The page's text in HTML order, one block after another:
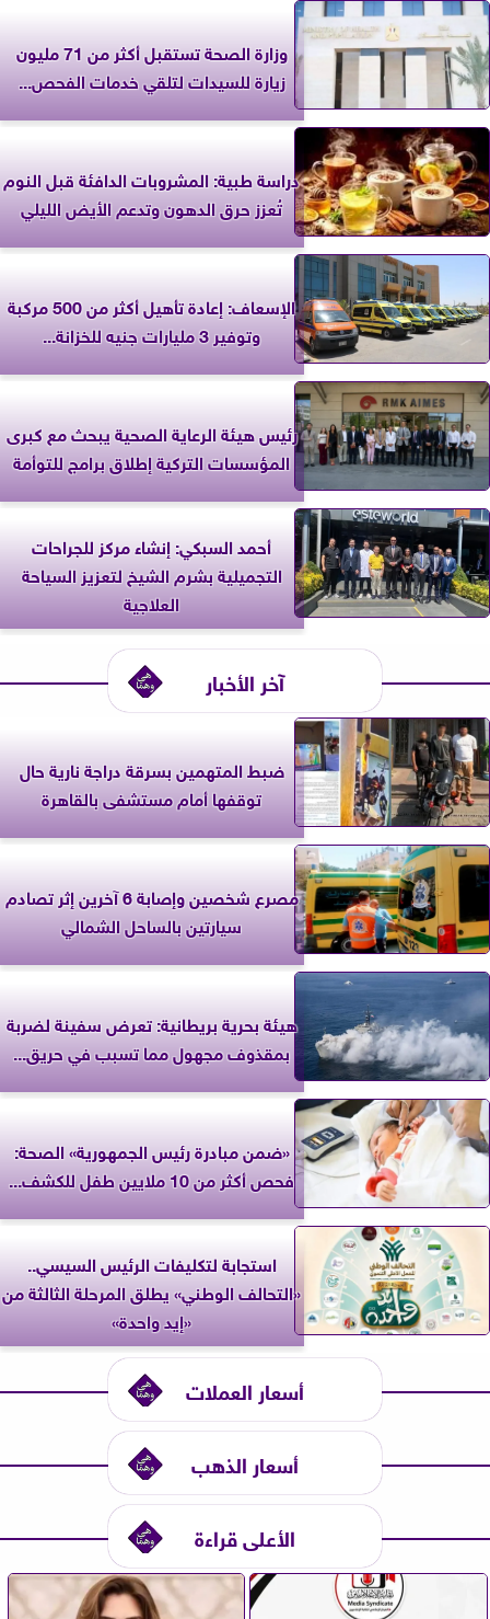
وزارة الصحة تستقبل أكثر من 71 مليون
زيارة للسيدات لتلقي خدمات الفحص...
دراسة طبية: المشروبات الدافئة قبل النوم
تُعزز حرق الدهون وتدعم الأيض الليلي
الإسعاف: إعادة تأهيل أكثر من 500 مركبة
وتوفير 3 مليارات جنيه للخزانة...
رئيس هيئة الرعاية الصحية يبحث مع كبرى
المؤسسات التركية إطلاق برامج للتوأمة
أحمد السبكي: إنشاء مركز للجراحات
التجميلية بشرم الشيخ لتعزيز السياحة
العلاجية
آخر الأخبار
ضبط المتهمين بسرقة دراجة نارية حال
توقفها أمام مستشفى بالقاهرة
مصرع شخصين وإصابة 6 آخرين إثر تصادم
سيارتين بالساحل الشمالي
‎هيئة بحرية بريطانية: تعرض سفينة لضربة
بمقذوف مجهول مما تسبب في حريق...
«ضمن مبادرة رئيس الجمهورية» الصحة:
فحص أكثر من 10 ملايين طفل للكشف...
استجابة لتكليفات الرئيس السيسي..
«التحالف الوطني» يطلق المرحلة الثالثة من
«إيد واحدة»
أسعار العملات
أسعار الذهب
الأعلى قراءة